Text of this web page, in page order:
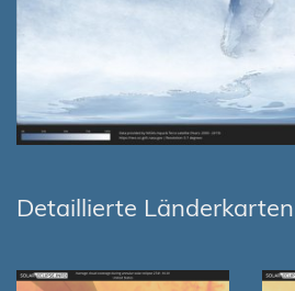
Detaillierte Länderkarten